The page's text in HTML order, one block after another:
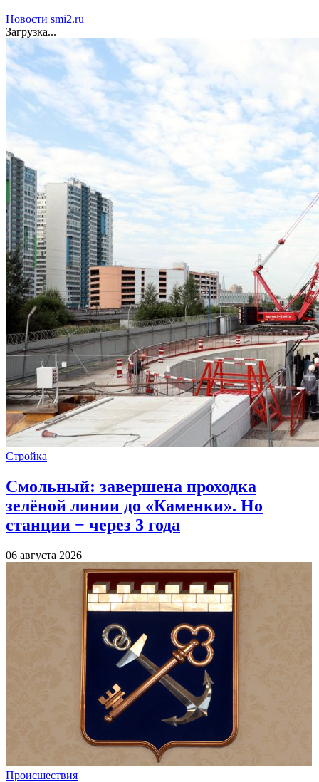
Новости smi2.ru
Загрузка...
Стройка
Смольный: завершена проходка
зелёной линии до «Каменки». Но
станции − через 3 года
06 августа 2026
Происшествия